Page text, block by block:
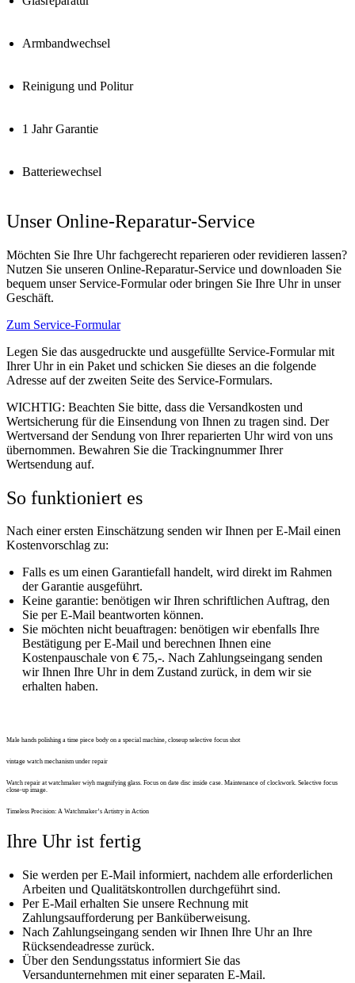
Armbandwechsel
Reinigung und Politur
1 Jahr Garantie
Batteriewechsel
Unser Online-Reparatur-Service
Möchten Sie Ihre Uhr fachgerecht reparieren oder revidieren lassen?
Nutzen Sie unseren Online-Reparatur-Service und downloaden Sie
bequem unser Service-Formular oder bringen Sie Ihre Uhr in unser
Geschäft.
Zum Service-Formular
Legen Sie das ausgedruckte und ausgefüllte Service-Formular mit
Ihrer Uhr in ein Paket und schicken Sie dieses an die folgende
Adresse auf der zweiten Seite des Service-Formulars.
WICHTIG: Beachten Sie bitte, dass die Versandkosten und
Wertsicherung für die Einsendung von Ihnen zu tragen sind. Der
Wertversand der Sendung von Ihrer reparierten Uhr wird von uns
übernommen. Bewahren Sie die Trackingnummer Ihrer
Wertsendung auf.
So funktioniert es
Nach einer ersten Einschätzung senden wir Ihnen per E-Mail einen
Kostenvorschlag zu:
Falls es um einen Garantiefall handelt, wird direkt im Rahmen
der Garantie ausgeführt.
Keine garantie: benötigen wir Ihren schriftlichen Auftrag, den
Sie per E-Mail beantworten können.
Sie möchten nicht beuaftragen: benötigen wir ebenfalls Ihre
Bestätigung per E-Mail und berechnen Ihnen eine
Kostenpauschale von € 75,-. Nach Zahlungseingang senden
wir Ihnen Ihre Uhr in dem Zustand zurück, in dem wir sie
erhalten haben.
Male hands polishing a time piece body on a special machine, closeup selective focus shot
vintage watch mechanism under repair
Watch repair at watchmaker wiyh magnifying glass. Focus on date disc inside case. Maintenance of clockwork. Selective focus
close-up image.
Timeless Precision: A Watchmaker’s Artistry in Action
Ihre Uhr ist fertig
Sie werden per E-Mail informiert, nachdem alle erforderlichen
Arbeiten und Qualitätskontrollen durchgeführt sind.
Per E-Mail erhalten Sie unsere Rechnung mit
Zahlungsaufforderung per Banküberweisung.
Nach Zahlungseingang senden wir Ihnen Ihre Uhr an Ihre
Rücksendeadresse zurück.
Über den Sendungsstatus informiert Sie das
Versandunternehmen mit einer separaten E-Mail.